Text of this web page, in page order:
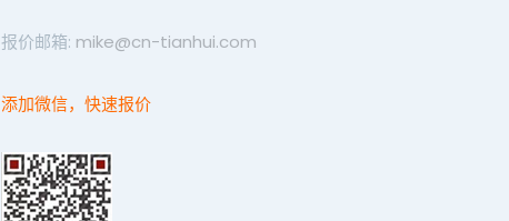
报价邮箱: mike@cn-tianhui.com
添加微信，快速报价